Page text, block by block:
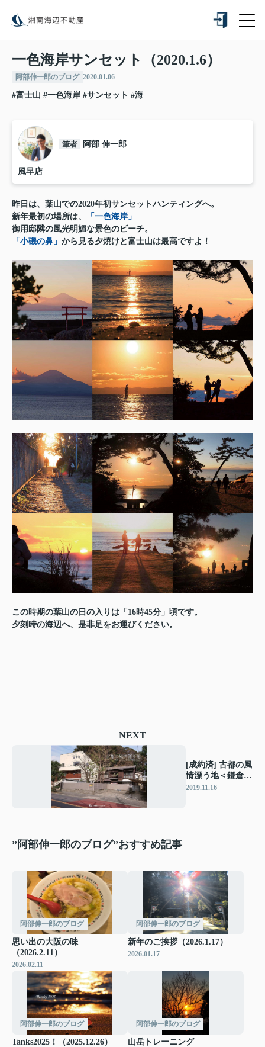
一色海岸サンセット（2020.1.6）
阿部伸一郎のブログ 2020.01.06
#富士山 #一色海岸 #サンセット #海
筆者 阿部 伸一郎
風早店
昨日は、葉山での2020年初サンセットハンティングへ。
新年最初の場所は、
「一色海岸」
御用邸隣の風光明媚な景色のビーチ。
「小磯の鼻」 から見る夕焼けと富士山は最高ですよ！
この時期の葉山の日の入りは「16時45分」頃です。
夕刻時の海辺へ、是非足をお運びください。
NEXT
[成約済] 古都の風
情漂う地＜鎌倉の
不動産＞
2019.11.16
”阿部伸一郎のブログ”おすすめ記事
阿部伸一郎のブログ
思い出の大阪の味
（2026.2.11）
2026.02.11
阿部伸一郎のブログ
新年のご挨拶（2026.1.17）
2026.01.17
阿部伸一郎のブログ
Tanks2025！（2025.12.26）
阿部伸一郎のブログ
山岳トレーニング